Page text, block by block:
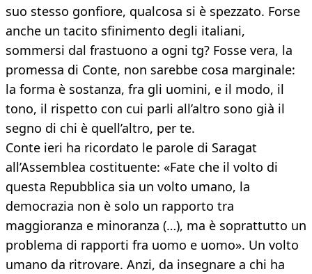
suo stesso gonfiore, qualcosa si è spezzato. Forse
anche un tacito sfinimento degli italiani,
sommersi dal frastuono a ogni tg? Fosse vera, la
promessa di Conte, non sarebbe cosa marginale:
la forma è sostanza, fra gli uomini, e il modo, il
tono, il rispetto con cui parli all’altro sono già il
segno di chi è quell’altro, per te.
Conte ieri ha ricordato le parole di Saragat
all’Assemblea costituente: «Fate che il volto di
questa Repubblica sia un volto umano, la
democrazia non è solo un rapporto tra
maggioranza e minoranza (…), ma è soprattutto un
problema di rapporti fra uomo e uomo». Un volto
umano da ritrovare. Anzi, da insegnare a chi ha